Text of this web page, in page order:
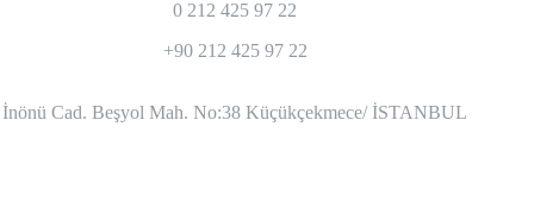
0 212 425 97 22
+90 212 425 97 22
İnönü Cad. Beşyol Mah. No:38 Küçükçekmece/ İSTANBUL